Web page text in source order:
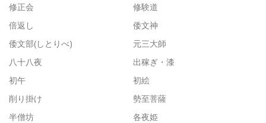
修正会
修験道
倍返し
倭文神
倭文部(しとりべ)
元三大師
八十八夜
出稼ぎ・漆
初午
初絵
削り掛け
勢至菩薩
半僧坊
各夜姫